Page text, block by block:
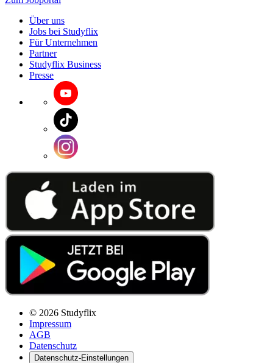
Über uns
Jobs bei Studyflix
Für Unternehmen
Partner
Studyflix Business
Presse
© 2026 Studyflix
Impressum
AGB
Datenschutz
Datenschutz-Einstellungen